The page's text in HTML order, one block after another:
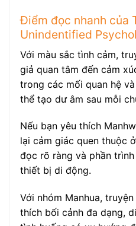
Điểm đọc nhanh của
Unindentified
Với màu sắc tình cảm,
giả quan tâm đến cảm
trong các mối quan hệ
thể tạo dư âm sau mỗi
Nếu bạn yêu thích
lại cảm giác quen thuộc
đọc rõ ràng và phần
thiết bị di động.
Với nhóm Manhua,
thích bối cảnh đa dạng,